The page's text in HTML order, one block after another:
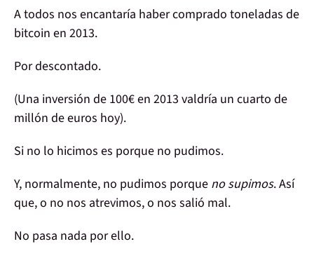
A todos nos encantaría haber comprado toneladas de
bitcoin en 2013.
Por descontado.
(Una inversión de 100€ en 2013 valdría un cuarto de
millón de euros hoy).
Si no lo hicimos es porque no pudimos.
Y, normalmente, no pudimos porque no supimos. Así
que, o no nos atrevimos, o nos salió mal.
No pasa nada por ello.